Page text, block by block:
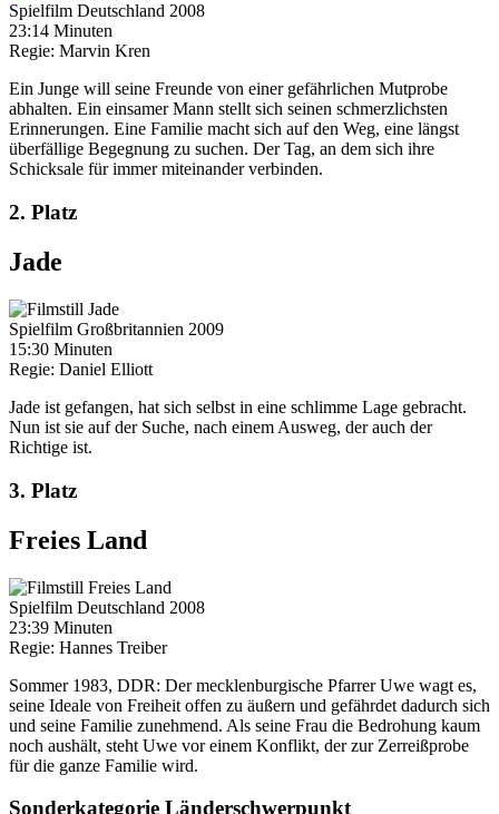
Spielfilm Deutschland 2008
23:14 Minuten
Regie: Marvin Kren
Ein Junge will seine Freunde von einer gefährlichen Mutprobe
abhalten. Ein einsamer Mann stellt sich seinen schmerzlichsten
Erinnerungen. Eine Familie macht sich auf den Weg, eine längst
überfällige Begegnung zu suchen. Der Tag, an dem sich ihre
Schicksale für immer miteinander verbinden.
2. Platz
Jade
Spielfilm Großbritannien 2009
15:30 Minuten
Regie: Daniel Elliott
Jade ist gefangen, hat sich selbst in eine schlimme Lage gebracht.
Nun ist sie auf der Suche, nach einem Ausweg, der auch der
Richtige ist.
3. Platz
Freies Land
Spielfilm Deutschland 2008
23:39 Minuten
Regie: Hannes Treiber
Sommer 1983, DDR: Der mecklenburgische Pfarrer Uwe wagt es,
seine Ideale von Freiheit offen zu äußern und gefährdet dadurch sich
und seine Familie zunehmend. Als seine Frau die Bedrohung kaum
noch aushält, steht Uwe vor einem Konflikt, der zur Zerreißprobe
für die ganze Familie wird.
Sonderkategorie Länderschwerpunkt